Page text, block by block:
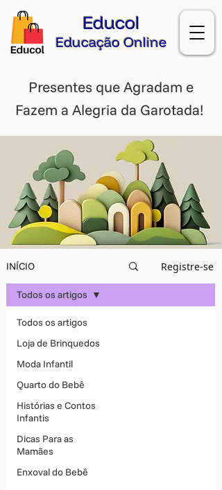
Educol
Educação Online
Presentes que Agradam e
Fazem a Alegria da Garotada!
INÍCIO Registre-se
Todos os artigos
Loja de Brinquedos
Moda Infantil
Quarto do Bebê
Histórias e Contos
Infantis
Dicas Para as
Mamães
Enxoval do Bebê
Todos os artigos